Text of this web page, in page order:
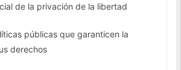
de la privación de la libertad
públicas que garanticen la
derechos